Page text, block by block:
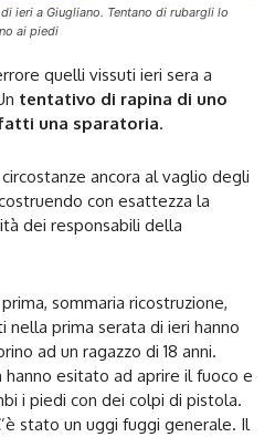
ieri a Giugliano. Tentano di rubargli lo
ai piedi
quelli vissuti ieri sera a
tentativo di rapina di uno
una sparatoria.
ancora al vaglio degli
con esattezza la
dei responsabili della
sommaria ricostruzione,
nella prima serata di ieri hanno
ad un ragazzo di 18 anni.
hanno esitato ad aprire il fuoco e
i piedi con dei colpi di pistola.
stato un uggi fuggi generale. Il